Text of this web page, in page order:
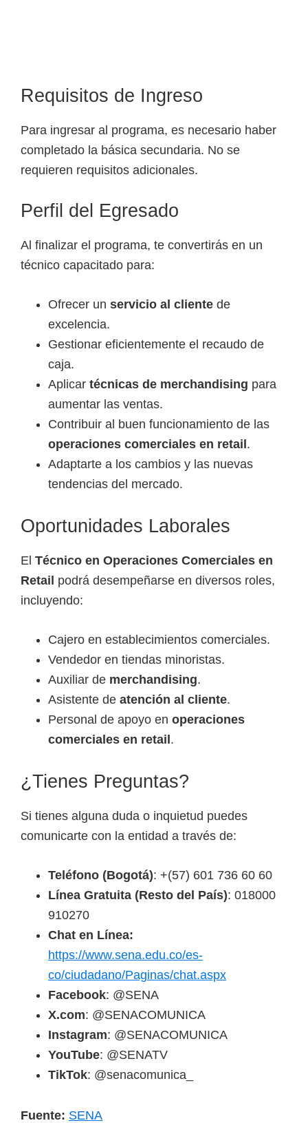
Requisitos de Ingreso
Para ingresar al programa, es necesario haber
completado la básica secundaria. No se
requieren requisitos adicionales.
Perfil del Egresado
Al finalizar el programa, te convertirás en un
técnico capacitado para:
Ofrecer un servicio al cliente de
excelencia.
Gestionar eficientemente el recaudo de
caja.
Aplicar técnicas de merchandising para
aumentar las ventas.
Contribuir al buen funcionamiento de las
operaciones comerciales en retail.
Adaptarte a los cambios y las nuevas
tendencias del mercado.
Oportunidades Laborales
El Técnico en Operaciones Comerciales en
Retail podrá desempeñarse en diversos roles,
incluyendo:
Cajero en establecimientos comerciales.
Vendedor en tiendas minoristas.
Auxiliar de merchandising.
Asistente de atención al cliente.
Personal de apoyo en operaciones
comerciales en retail.
¿Tienes Preguntas?
Si tienes alguna duda o inquietud puedes
comunicarte con la entidad a través de:
Teléfono (Bogotá): +(57) 601 736 60 60
Línea Gratuita (Resto del País): 018000
910270
Chat en Línea:
https://www.sena.edu.co/es-
co/ciudadano/Paginas/chat.aspx
Facebook: @SENA
X.com: @SENACOMUNICA
Instagram: @SENACOMUNICA
YouTube: @SENATV
TikTok: @senacomunica_
Fuente: SENA